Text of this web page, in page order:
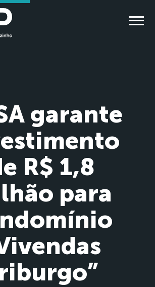
garante
R$ 1,8
para